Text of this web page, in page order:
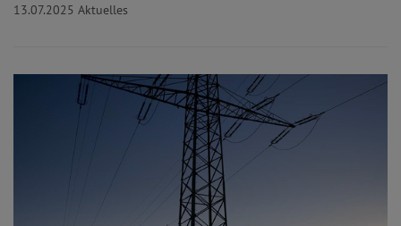
13.07.2025 Aktuelles